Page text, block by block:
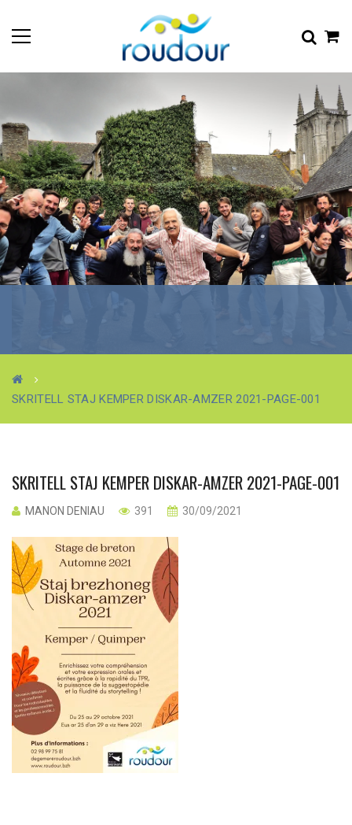
SKRITELL STAJ KEMPER DISKAR-AMZER 2021-PAGE-001
SKRITELL STAJ KEMPER DISKAR-AMZER 2021-PAGE-001
MANON DENIAU 391 30/09/2021